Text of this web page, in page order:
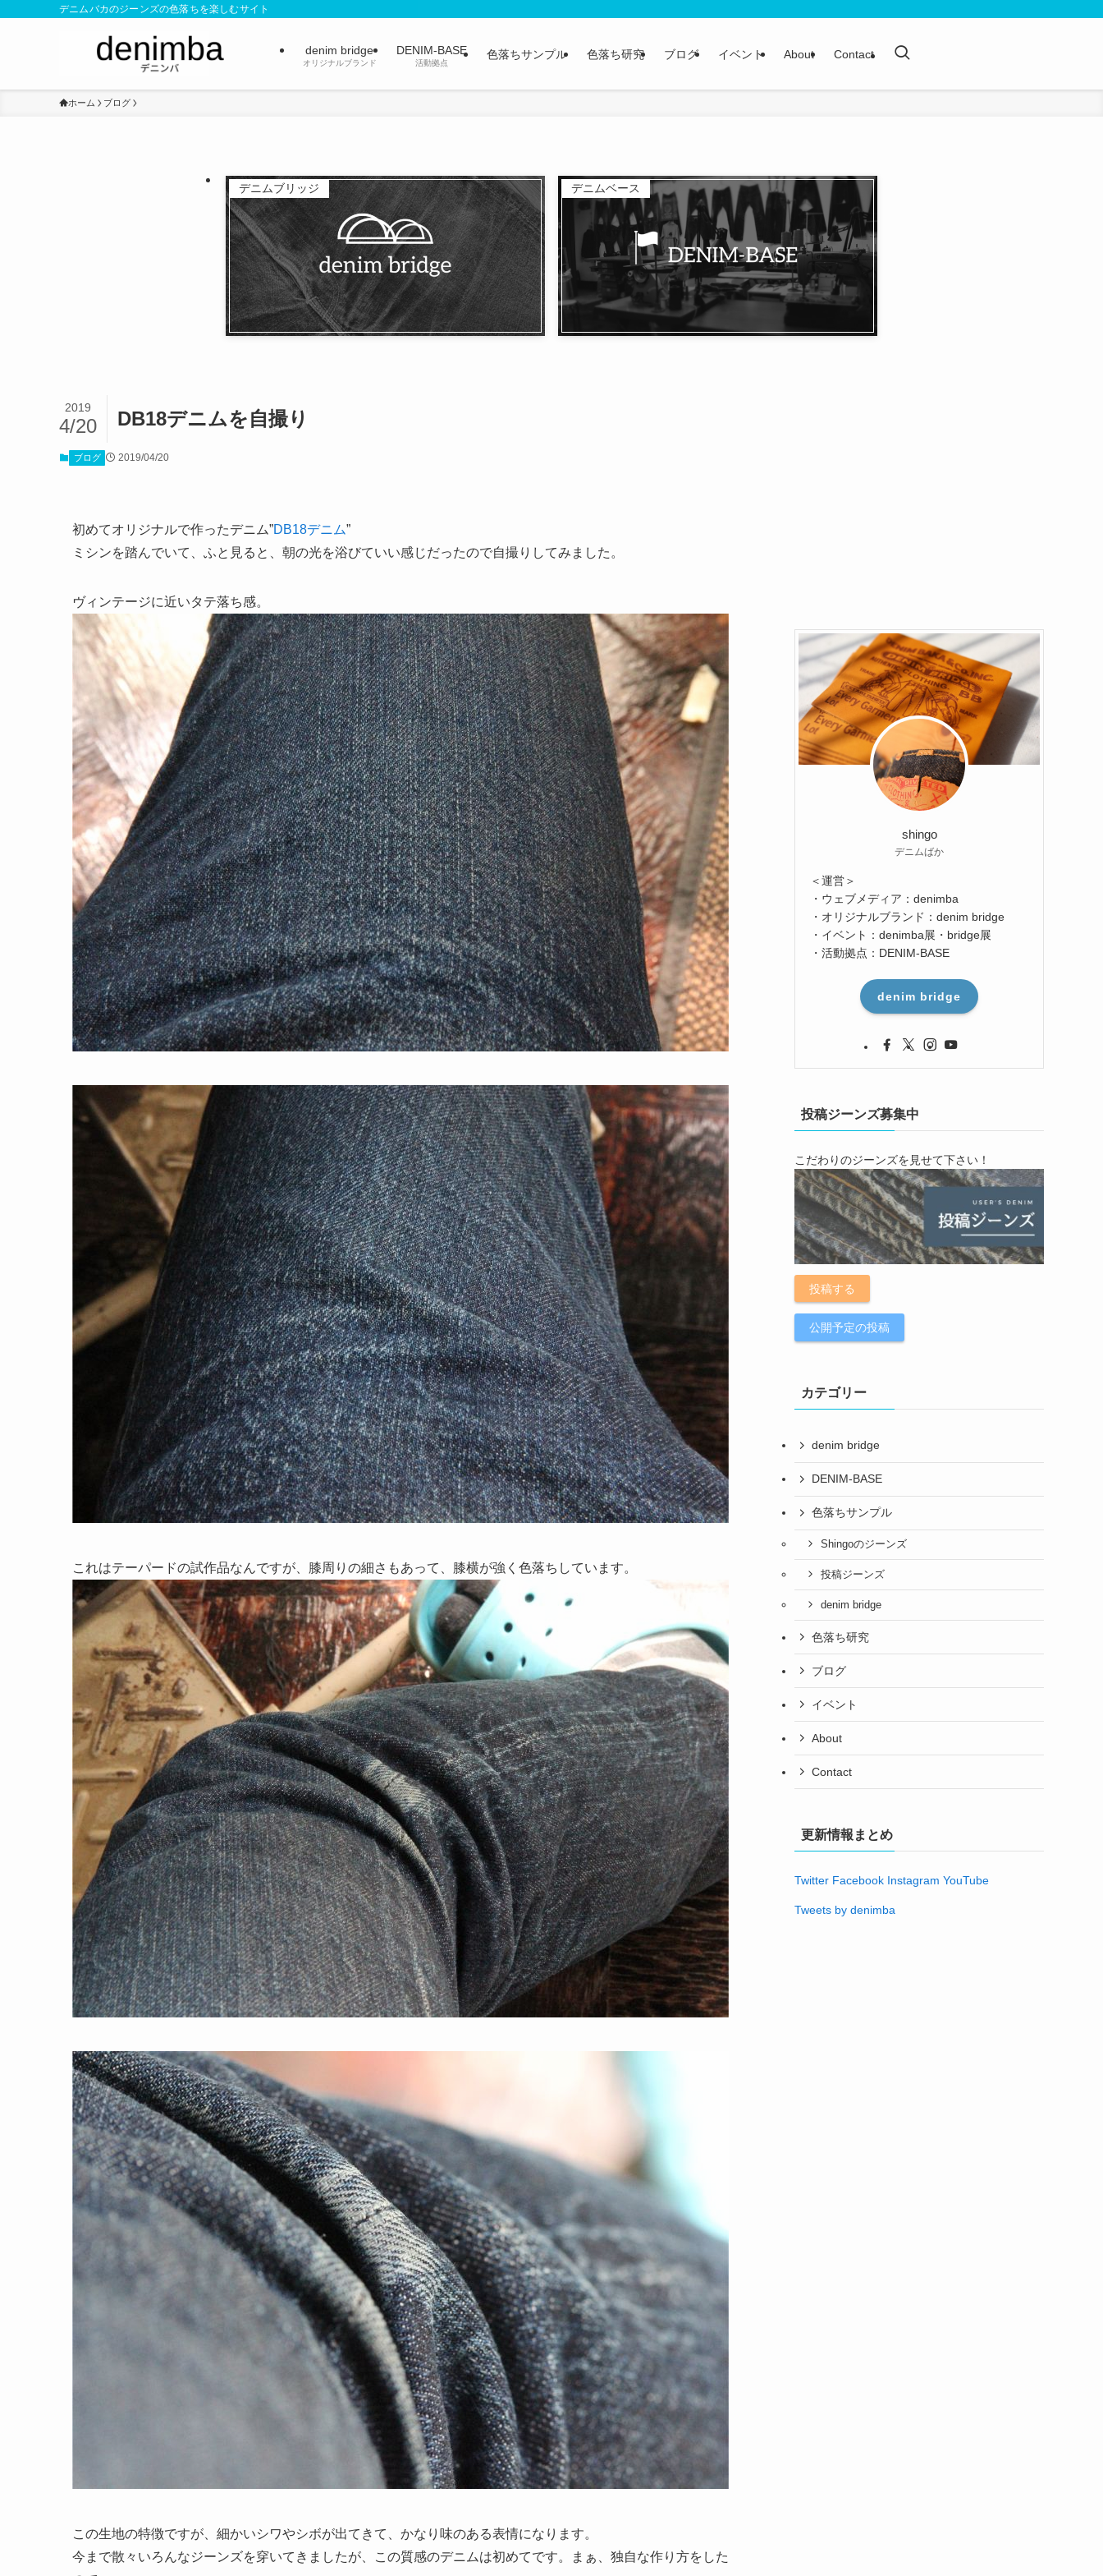
デニムバカのジーンズの色落ちを楽しむサイト
denim bridge
オリジナルブランド
DENIM-BASE
活動拠点
色落ちサンプル 色落ち研究 ブログ イベント About Contact
ホーム ブログ
デニムブリッジ デニムベース
DB18デニムを自撮り
2019
4/20
ブログ 2019/04/20
初めてオリジナルで作ったデニム”DB18デニム”
ミシンを踏んでいて、ふと見ると、朝の光を浴びていい感じだったので自撮りしてみました。
ヴィンテージに近いタテ落ち感。
これはテーパードの試作品なんですが、膝周りの細さもあって、膝横が強く色落ちしています。
この生地の特徴ですが、細かいシワやシボが出てきて、かなり味のある表情になります。
今まで散々いろんなジーンズを穿いてきましたが、この質感のデニムは初めてです。まぁ、独自な作り方をした
shingo
デニムばか
＜運営＞
・ウェブメディア：denimba
・オリジナルブランド：denim bridge
・イベント：denimba展・bridge展
・活動拠点：DENIM-BASE
denim bridge
投稿ジーンズ募集中
こだわりのジーンズを見せて下さい！
投稿する
公開予定の投稿
カテゴリー
denim bridge
DENIM-BASE
色落ちサンプル
Shingoのジーンズ
投稿ジーンズ
denim bridge
色落ち研究
ブログ
イベント
About
Contact
更新情報まとめ
Twitter Facebook Instagram YouTube
Tweets by denimba